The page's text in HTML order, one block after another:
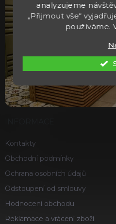
analyzujeme
„Přijmout vše“
používáme.
Kontakty
Obchodní podmínky
Ochrana osobních údajů
Odstoupení od smlouvy
Hodnocení obchodu
Reklamace a vrácení zboží